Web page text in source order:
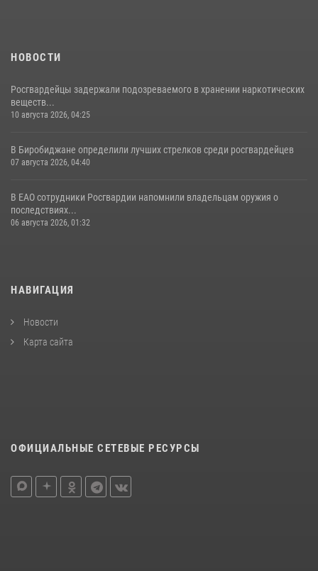
НОВОСТИ
Росгвардейцы задержали подозреваемого в хранении наркотических
веществ...
10 августа 2026, 04:25
В Биробиджане определили лучших стрелков среди росгвардейцев
07 августа 2026, 04:40
В ЕАО сотрудники Росгвардии напомнили владельцам оружия о
последствиях...
06 августа 2026, 01:32
НАВИГАЦИЯ
Новости
Карта сайта
ОФИЦИАЛЬНЫЕ СЕТЕВЫЕ РЕСУРСЫ